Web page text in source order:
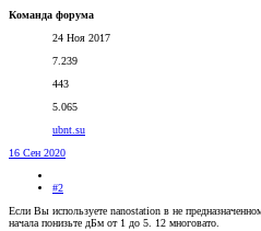
Команда форума
24 Ноя 2017
7.239
443
5.065
ubnt.su
16 Сен 2020
#2
Если Вы используете nanostation в не
начала понизьте дБм от 1 до 5. 12 многовато.